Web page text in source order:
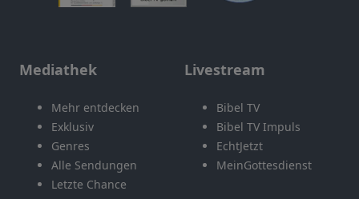
Mediathek
Mehr entdecken
Exklusiv
Genres
Alle Sendungen
Letzte Chance
Livestream
Bibel TV
Bibel TV Impuls
EchtJetzt
MeinGottesdienst